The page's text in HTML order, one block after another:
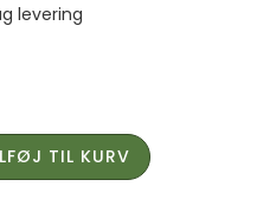
levering
TIL KURV